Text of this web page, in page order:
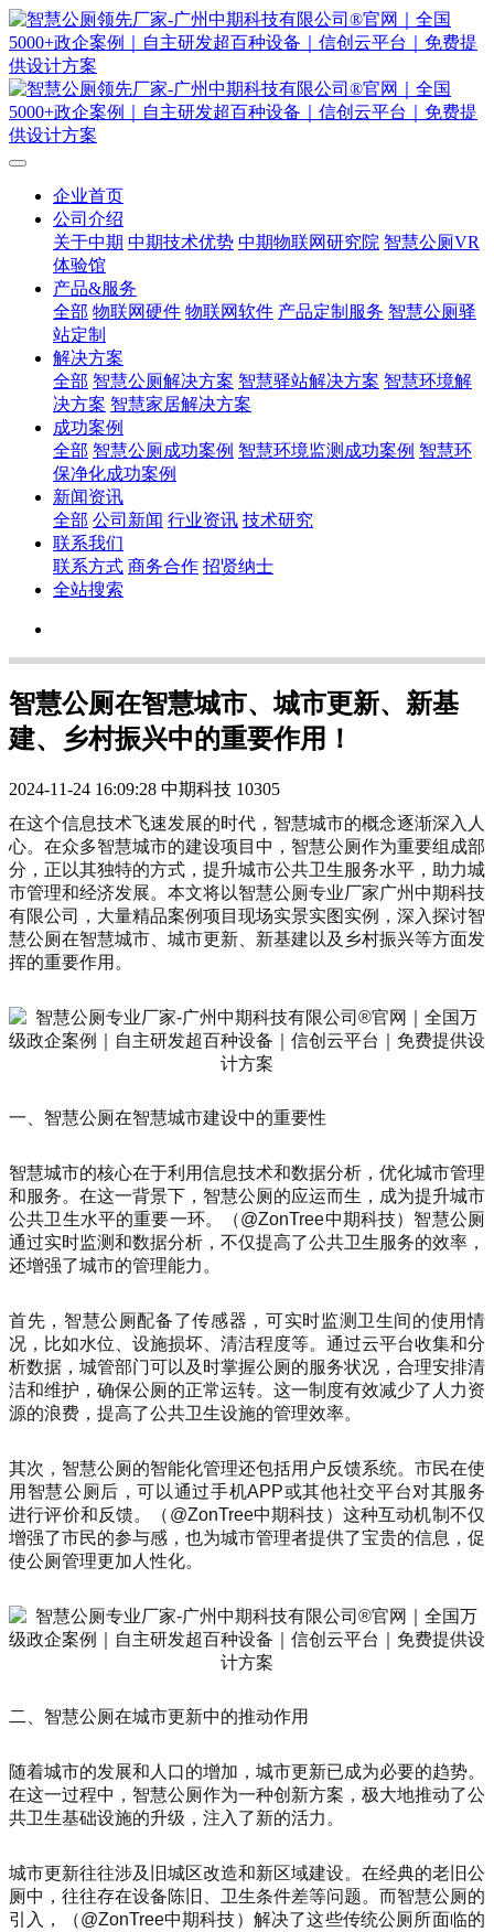
企业首页
公司介绍
关于中期 中期技术优势 中期物联网研究院 智慧公厕VR
体验馆
产品&服务
全部 物联网硬件 物联网软件 产品定制服务 智慧公厕驿
站定制
解决方案
全部 智慧公厕解决方案 智慧驿站解决方案 智慧环境解
决方案 智慧家居解决方案
成功案例
全部 智慧公厕成功案例 智慧环境监测成功案例 智慧环
保净化成功案例
新闻资讯
全部 公司新闻 行业资讯 技术研究
联系我们
联系方式 商务合作 招贤纳士
全站搜索
智慧公厕在智慧城市、城市更新、新基
建、乡村振兴中的重要作用！
2024-11-24 16:09:28 中期科技 10305
在这个信息技术飞速发展的时代，智慧城市的概念逐渐深入人
心。在众多智慧城市的建设项目中，智慧公厕作为重要组成部
分，正以其独特的方式，提升城市公共卫生服务水平，助力城
市管理和经济发展。本文将以智慧公厕专业厂家广州中期科技
有限公司，大量精品案例项目现场实景实图实例，深入探讨智
慧公厕在智慧城市、城市更新、新基建以及乡村振兴等方面发
挥的重要作用。
一、智慧公厕在智慧城市建设中的重要性
智慧城市的核心在于利用信息技术和数据分析，优化城市管理
和服务。在这一背景下，智慧公厕的应运而生，成为提升城市
公共卫生水平的重要一环。（@ZonTree中期科技）智慧公厕
通过实时监测和数据分析，不仅提高了公共卫生服务的效率，
还增强了城市的管理能力。
首先，智慧公厕配备了传感器，可实时监测卫生间的使用情
况，比如水位、设施损坏、清洁程度等。通过云平台收集和分
析数据，城管部门可以及时掌握公厕的服务状况，合理安排清
洁和维护，确保公厕的正常运转。这一制度有效减少了人力资
源的浪费，提高了公共卫生设施的管理效率。
其次，智慧公厕的智能化管理还包括用户反馈系统。市民在使
用智慧公厕后，可以通过手机APP或其他社交平台对其服务
进行评价和反馈。（@ZonTree中期科技）这种互动机制不仅
增强了市民的参与感，也为城市管理者提供了宝贵的信息，促
使公厕管理更加人性化。
二、智慧公厕在城市更新中的推动作用
随着城市的发展和人口的增加，城市更新已成为必要的趋势。
在这一过程中，智慧公厕作为一种创新方案，极大地推动了公
共卫生基础设施的升级，注入了新的活力。
城市更新往往涉及旧城区改造和新区域建设。在经典的老旧公
厕中，往往存在设备陈旧、卫生条件差等问题。而智慧公厕的
引入，（@ZonTree中期科技）解决了这些传统公厕所面临的